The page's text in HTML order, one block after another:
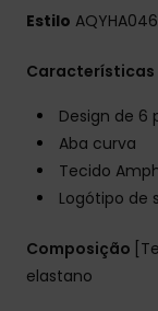
Estilo
Características
Design de 6
Aba curva
Tecido
Logótipo de
Composição
elastano